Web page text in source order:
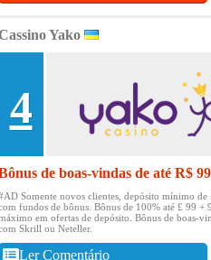
Yako
4
de boas-vindas de até R$ 99
Somente novos clientes, depósito mínimo
fundos de bônus. Bônus de 100% até £ 99 +
em ofertas de depósito. Bônus de boas-
Skrill ou Neteller.
Ler Comentário